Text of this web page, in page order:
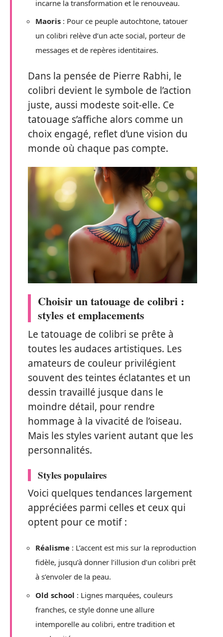
incarne la transformation et le renouveau.
Maoris : Pour ce peuple autochtone, tatouer
un colibri relève d’un acte social, porteur de
messages et de repères identitaires.
Dans la pensée de Pierre Rabhi, le
colibri devient le symbole de l’action
juste, aussi modeste soit-elle. Ce
tatouage s’affiche alors comme un
choix engagé, reflet d’une vision du
monde où chaque pas compte.
Choisir un tatouage de colibri :
styles et emplacements
Le tatouage de colibri se prête à
toutes les audaces artistiques. Les
amateurs de couleur privilégient
souvent des teintes éclatantes et un
dessin travaillé jusque dans le
moindre détail, pour rendre
hommage à la vivacité de l’oiseau.
Mais les styles varient autant que les
personnalités.
Styles populaires
Voici quelques tendances largement
appréciées parmi celles et ceux qui
optent pour ce motif :
Réalisme : L’accent est mis sur la reproduction
fidèle, jusqu’à donner l’illusion d’un colibri prêt
à s’envoler de la peau.
Old school : Lignes marquées, couleurs
franches, ce style donne une allure
intemporelle au colibri, entre tradition et